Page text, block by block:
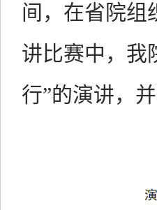
间，在省院组
讲比赛中，我
行”的演讲，